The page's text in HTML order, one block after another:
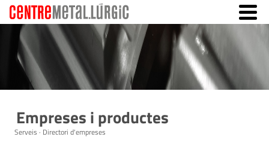
Empreses i productes
Serveis · Directori d'empreses